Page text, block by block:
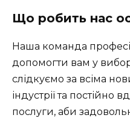
Що робить нас
Наша команда
допомогти вам у
слідкуємо за всіма
індустрії та постійно
послуги, аби